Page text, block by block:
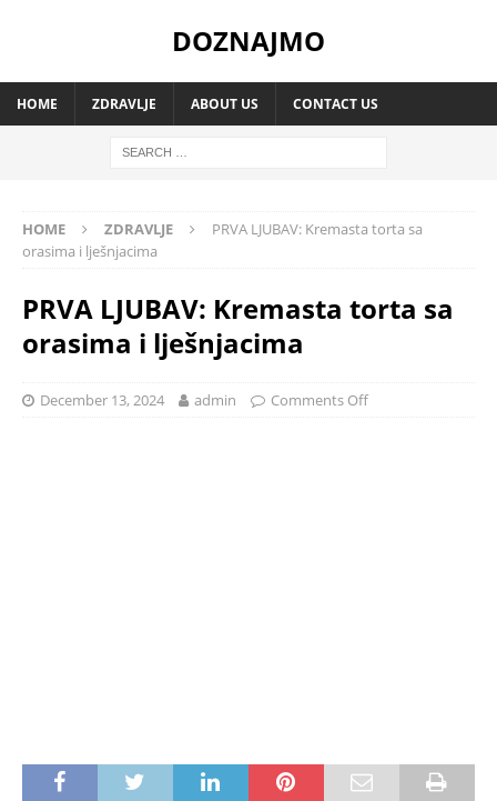
DOZNAJMO
HOME ZDRAVLJE ABOUT US CONTACT US
HOME ZDRAVLJE
PRVA LJUBAV: Kremasta torta sa
orasima i lješnjacima
PRVA LJUBAV: Kremasta torta sa
orasima i lješnjacima
December 13, 2024 admin Comments Off